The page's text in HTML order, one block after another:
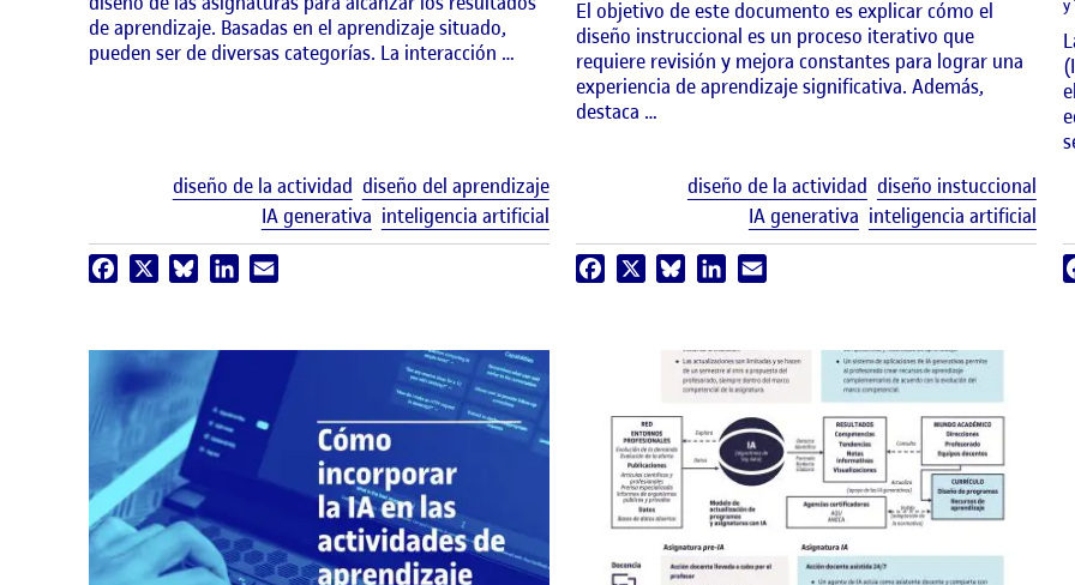
de aprendizaje. Basadas en el aprendizaje situado,
pueden ser de diversas categorías. La interacción …
Etiquetas
diseño de la actividad diseño del aprendizaje
IA generativa inteligencia artificial
Facebook BlueskyLinkedIn
El objetivo de este documento es explicar cómo el
diseño instruccional es un proceso iterativo que
requiere revisión y mejora constantes para lograr una
experiencia de aprendizaje significativa. Además,
destaca …
diseño de la actividad diseño instuccional
IA generativa inteligencia artificial
Facebook Bluesky LinkedIn
y